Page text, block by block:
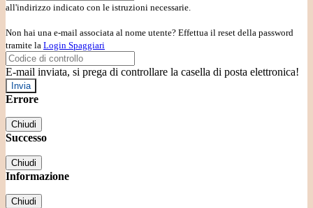
all'indirizzo indicato con le istruzioni necessarie.
Non hai una e-mail associata al nome utente? Effettua il reset della password
tramite la Login Spaggiari
E-mail inviata, si prega di controllare la casella di posta elettronica!
Errore
Chiudi
Successo
Chiudi
Informazione
Chiudi